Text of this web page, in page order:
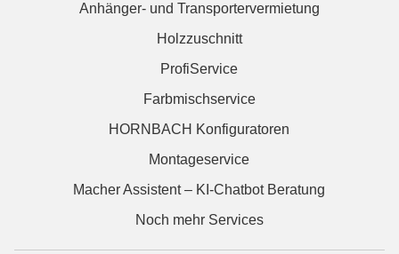
Anhänger- und Transportervermietung
Holzzuschnitt
ProfiService
Farbmischservice
HORNBACH Konfiguratoren
Montageservice
Macher Assistent – KI-Chatbot Beratung
Noch mehr Services